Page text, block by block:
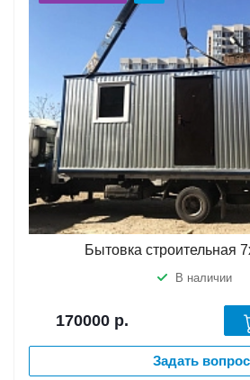
Бытовка строительная
В наличии
170000 р.
Задать вопрос